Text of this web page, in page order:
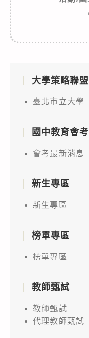
大學策略聯
臺北市立大學
國中教育會
會考最新消息
新生專區
新生專區
榜單專區
榜單專區
教師甄試
教師甄試
代理教師甄試